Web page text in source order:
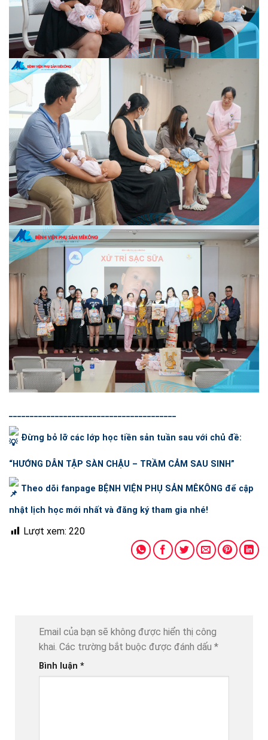
________________________________________
Đừng bỏ lỡ các lớp học tiền sản tuần sau với chủ đề:
“HƯỚNG DẪN TẬP SÀN CHẬU – TRẦM CẢM SAU SINH”
Theo dõi fanpage BỆNH VIỆN PHỤ SẢN MÊKÔNG để cập
nhật lịch học mới nhất và đăng ký tham gia nhé!
Lượt xem: 220
Email của bạn sẽ không được hiển thị công
khai. Các trường bắt buộc được đánh dấu *
Bình luận *